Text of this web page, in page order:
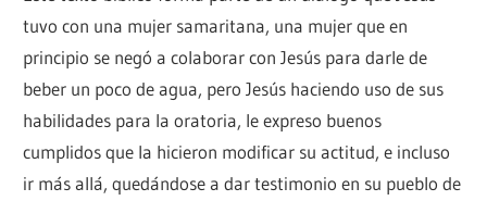
tuvo con una mujer samaritana, una mujer que en
principio se negó a colaborar con Jesús para darle de
beber un poco de agua, pero Jesús haciendo uso de sus
habilidades para la oratoria, le expreso buenos
cumplidos que la hicieron modificar su actitud, e incluso
ir más allá, quedándose a dar testimonio en su pueblo de